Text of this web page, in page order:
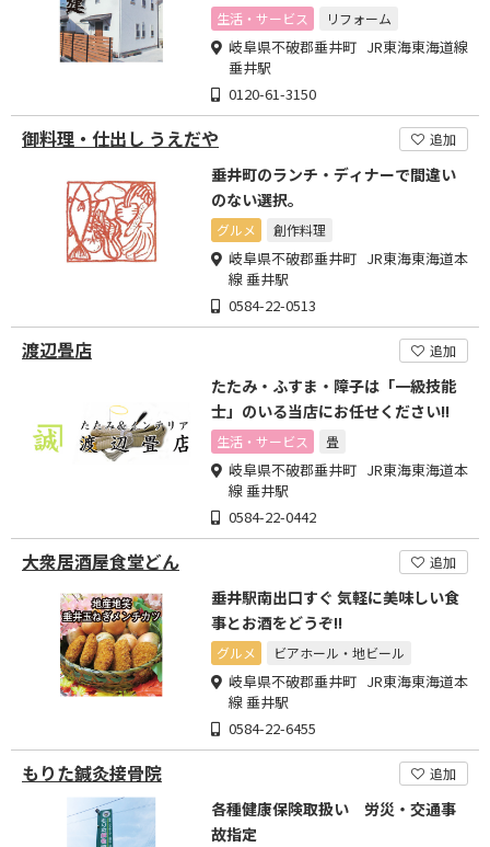
生活・サービス リフォーム
岐阜県不破郡垂井町 JR東海東海道線
垂井駅
0120-61-3150
御料理・仕出し うえだや 追加
垂井町のランチ・ディナーで間違い
のない選択。
グルメ 創作料理
岐阜県不破郡垂井町 JR東海東海道本
線 垂井駅
0584-22-0513
渡辺畳店 追加
たたみ・ふすま・障子は「一級技能
士」のいる当店にお任せください!!
生活・サービス 畳
岐阜県不破郡垂井町 JR東海東海道本
線 垂井駅
0584-22-0442
大衆居酒屋食堂どん 追加
垂井駅南出口すぐ 気軽に美味しい食
事とお酒をどうぞ!!
グルメ ビアホール・地ビール
岐阜県不破郡垂井町 JR東海東海道本
線 垂井駅
0584-22-6455
もりた鍼灸接骨院 追加
各種健康保険取扱い 労災・交通事
故指定